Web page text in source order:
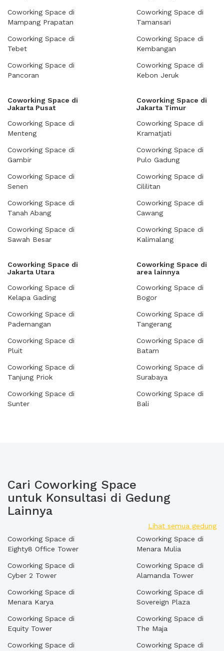
Coworking Space di
Mampang Prapatan
Coworking Space di
Tebet
Coworking Space di
Pancoran
Coworking Space di
Tamansari
Coworking Space di
Kembangan
Coworking Space di
Kebon Jeruk
Coworking Space di
Jakarta Pusat
Coworking Space di
Menteng
Coworking Space di
Gambir
Coworking Space di
Senen
Coworking Space di
Tanah Abang
Coworking Space di
Sawah Besar
Coworking Space di
Jakarta Timur
Coworking Space di
Kramatjati
Coworking Space di
Pulo Gadung
Coworking Space di
Cililitan
Coworking Space di
Cawang
Coworking Space di
Kalimalang
Coworking Space di
Jakarta Utara
Coworking Space di
Kelapa Gading
Coworking Space di
Pademangan
Coworking Space di
Pluit
Coworking Space di
Tanjung Priok
Coworking Space di
Sunter
Coworking Space di
area lainnya
Coworking Space di
Bogor
Coworking Space di
Tangerang
Coworking Space di
Batam
Coworking Space di
Surabaya
Coworking Space di
Bali
Cari Coworking Space
untuk Konsultasi di Gedung
Lainnya
Lihat semua gedung
Coworking Space di
Eighty8 Office Tower
Coworking Space di
Cyber 2 Tower
Coworking Space di
Menara Karya
Coworking Space di
Equity Tower
Coworking Space di
Coworking Space di
Menara Mulia
Coworking Space di
Alamanda Tower
Coworking Space di
Sovereign Plaza
Coworking Space di
The Maja
Coworking Space di